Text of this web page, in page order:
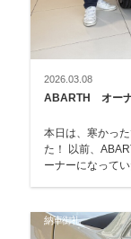
2026.03.08
ABARTH オーナ
本日は、寒かっ
た！ 以前、ABARTHのオーナー様でしたが、この度、再び、オ
ーナーになって
納車御礼